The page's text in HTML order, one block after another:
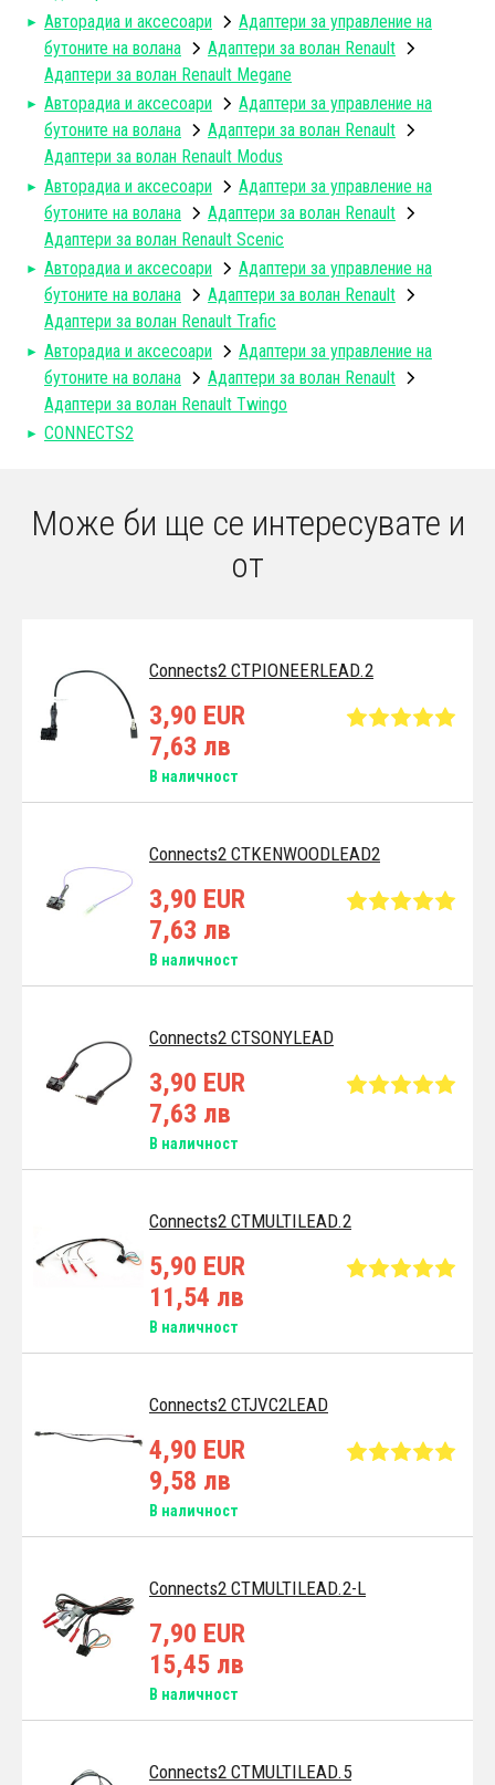
Авторадиa и аксесоари
Адаптери за управление на
бутоните на волана
Aдаптери за волан Renault
Адаптери за волан Renault Megane
Авторадиa и аксесоари
Адаптери за управление на
бутоните на волана
Aдаптери за волан Renault
Адаптери за волан Renault Modus
Авторадиa и аксесоари
Адаптери за управление на
бутоните на волана
Aдаптери за волан Renault
Адаптери за волан Renault Scenic
Авторадиa и аксесоари
Адаптери за управление на
бутоните на волана
Aдаптери за волан Renault
Адаптери за волан Renault Trafic
Авторадиa и аксесоари
Адаптери за управление на
бутоните на волана
Aдаптери за волан Renault
Адаптери за волан Renault Twingo
CONNECTS2
Може би ще се интересувате и
от
Connects2 CTPIONEERLEAD.2
3,90 EUR
7,63 лв
В наличност
Connects2 CTKENWOODLEAD2
3,90 EUR
7,63 лв
В наличност
Connects2 CTSONYLEAD
3,90 EUR
7,63 лв
В наличност
Connects2 CTMULTILEAD.2
5,90 EUR
11,54 лв
В наличност
Connects2 CTJVC2LEAD
4,90 EUR
9,58 лв
В наличност
Connects2 CTMULTILEAD.2-L
7,90 EUR
15,45 лв
В наличност
Connects2 CTMULTILEAD.5